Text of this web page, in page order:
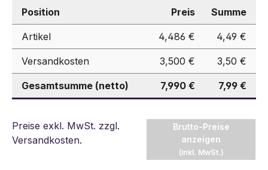
Position Preis Summe
Artikel 4,486 € 4,49 €
Versandkosten 3,500 € 3,50 €
Gesamtsumme (netto) 7,990 € 7,99 €
Preise exkl. MwSt. zzgl.
Versandkosten.
Brutto-Preise
anzeigen
(inkl. MwSt.)